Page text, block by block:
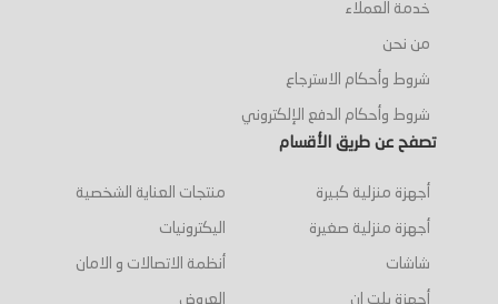
خدمة العملاء
من نحن
شروط وأحكام الاسترجاع
شروط وأحكام الدفع الإلكتروني
تصفح عن طريق الأقسام
أجهزة منزلية كبيرة
أجهزة منزلية صغيرة
شاشات
أجهزة بلت ان
منتجات العناية الشخصية
اليكترونيات
أنظمة الاتصالات و الامان
العروض